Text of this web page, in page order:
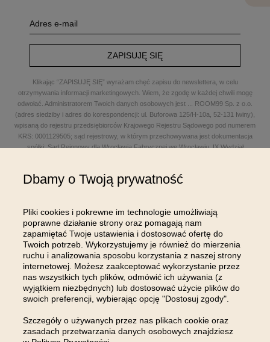
ZAPISUJĘ SIĘ
Klikając “ZAPISUJĘ SIĘ” wyrażam chęć zapisu do newslettera, w celu
otrzymywania informacji marketingowych. Wiem, że zgodę w każdej chwili mogę
odwołać. Administratorem Twoich danych osobowych jest
ROOM99 Sp. z o.o.
(adres siedziby i adres do korespondencji: ul. Buforowa 125/H-10a, 52-131 Iwiny),
wpisaną do rejestru przedsiębiorców Krajowego Rejestru Sądowego pod numerem
KRS: 0001129505; sąd rejestrowy, w którym przechowywana jest dokumentacja
spółki: Sąd Rejonowy dla Wrocławia Fabrycznej we Wrocławiu, IX Wydział
poczty elektronicznej: sklep@room99.pl. Zapoznaj się z naszym
OBSŁUGA KLIENTA
INFORMACJE
MOJE KONTO
Dbamy o Twoją prywatność
Pliki cookies i pokrewne im technologie umożliwiają
poprawne działanie strony oraz pomagają nam
zapamiętać Twoje ustawienia i dostosować ofertę do
Twoich potrzeb. Wykorzystujemy je również do mierzenia
ruchu i analizowania sposobu korzystania z naszej strony
internetowej. Możesz zaakceptować wykorzystanie przez
nas wszystkich tych plików, odmówić ich używania (z
wyjątkiem niezbędnych) lub dostosować użycie plików do
swoich preferencji, wybierając opcję "Dostosuj zgody".
Szczegóły o używanych przez nas plikach cookie oraz
zasadach przetwarzania danych osobowych znajdziesz